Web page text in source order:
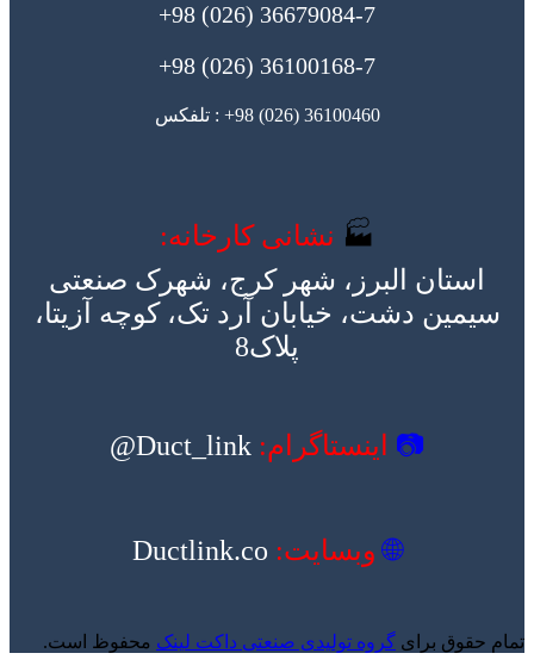
36679084-7 (026) 98+
36100168-7 (026) 98+
36100460 (026) 98+ : تلفکس
🏭 نشانی کارخانه:
استان البرز، شهر کرج، شهرک صنعتی
سیمین دشت، خیابان آرد تک، کوچه آزیتا،
پلاک8
📷 اینستاگرام:
🌐 وبسایت:
تمام حقوق برای گروه تولیدی صنعتی داکت لینک محفوظ است.